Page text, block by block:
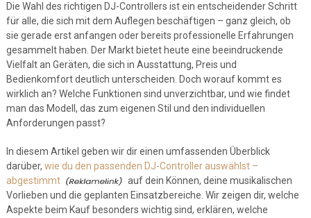
Die Wahl des richtigen DJ-Controllers ist ein entscheidender Schritt
für alle, die sich mit dem Auflegen beschäftigen – ganz gleich, ob
sie gerade erst anfangen oder bereits professionelle Erfahrungen
gesammelt haben. Der Markt bietet heute eine beeindruckende
Vielfalt an Geräten, die sich in Ausstattung, Preis und
Bedienkomfort deutlich unterscheiden. Doch worauf kommt es
wirklich an? Welche Funktionen sind unverzichtbar, und wie findet
man das Modell, das zum eigenen Stil und den individuellen
Anforderungen passt?
In diesem Artikel geben wir dir einen umfassenden Überblick
darüber, wie du den passenden DJ-Controller auswählst –
abgestimmt
auf dein Können, deine musikalischen
Vorlieben und die geplanten Einsatzbereiche. Wir zeigen dir, welche
Aspekte beim Kauf besonders wichtig sind, erklären, welche